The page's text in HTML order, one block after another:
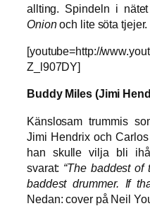
allting. Spindeln i
Onionoch lite söta tjejer.
[youtube=http://
Z_l907DY]
Buddy Miles (Jimi
Känslosam trummis
Jimi Hendrix och
han skulle vilja bli
svarat: “The baddest of
baddest drummer. If
Nedan: cover på Neil